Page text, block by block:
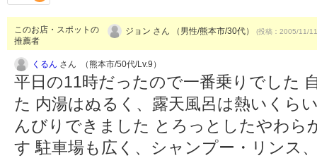
このお店・スポットの
推薦者
ジョン さん （男性/熊本市/30代） (投稿：2005/11/
くるん さん （熊本市/50代/Lv.9）
平日の11時だったので一番乗りでした
た 内湯はぬるく、露天風呂は熱いくら
んびりできました とろっとしたやわら
す 駐車場も広く、シャンプー・リンス